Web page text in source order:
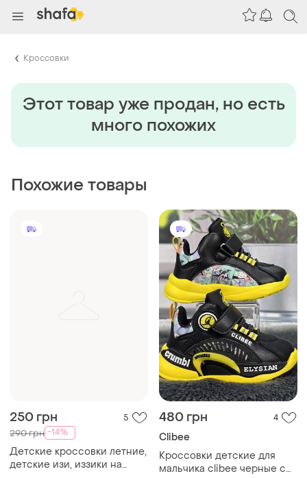
Кроссовки
Этот товар уже продан, но есть
много похожих
Похожие товары
250 грн 5
290 грн -14%
Детские кроссовки летние,
детские изи, иззики на
480 грн 4
Clibee
Кроссовки детские для
мальчика clibee черные с